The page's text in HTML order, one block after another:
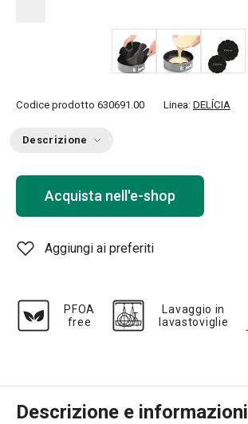
Codice prodotto 630691.00 Linea: DELÍCIA
Descrizione
Acquista nell'e-shop
Aggiungi ai preferiti
PFOA
free
Lavaggio in
lavastoviglie
Descrizione e informazioni